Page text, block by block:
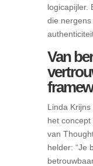
logicapijler.
die
Van
Linda
het
van
helder: “Je